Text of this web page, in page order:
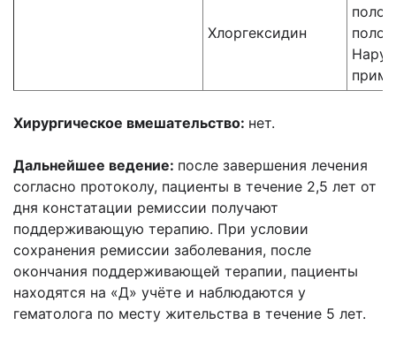
Хлоргексидин
Хирургическое вмешательство: нет.
Дальнейшее ведение: после завершения лечения
согласно протоколу, пациенты в течение 2,5 лет от
дня констатации ремиссии получают
поддерживающую терапию. При условии
сохранения ремиссии заболевания, после
окончания поддерживающей терапии, пациенты
находятся на «Д» учёте и наблюдаются у
гематолога по месту жительства в течение 5 лет.